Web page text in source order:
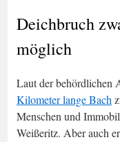
Deichbruch
möglich
Laut der behördlichen
Kilometer lange Bach
Menschen und
Weißeritz. Aber auch